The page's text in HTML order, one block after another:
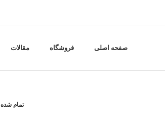
صفحه اصلی فروشگاه مقالات
تمام شده